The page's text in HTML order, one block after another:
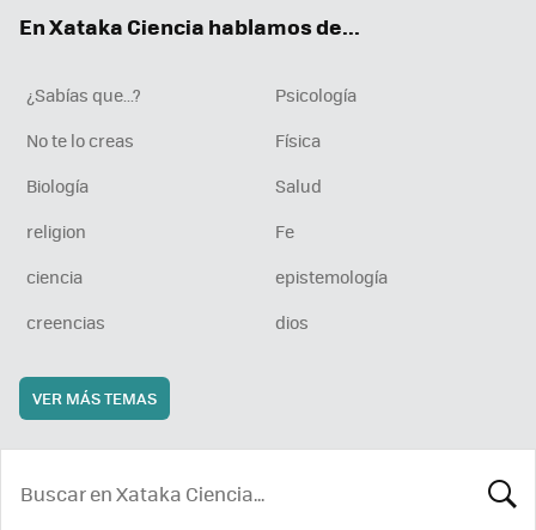
En Xataka Ciencia hablamos de...
¿Sabías que...?
Psicología
No te lo creas
Física
Biología
Salud
religion
Fe
ciencia
epistemología
creencias
dios
VER MÁS TEMAS